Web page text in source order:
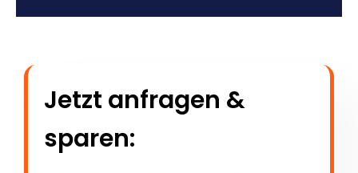
Jetzt anfragen &
sparen: